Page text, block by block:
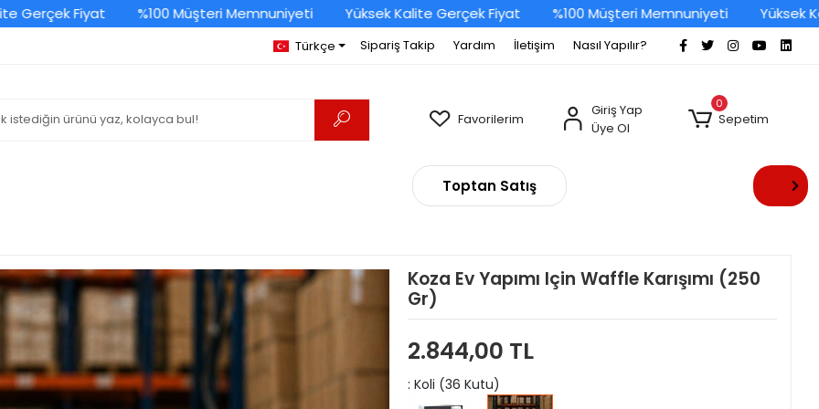
Fiyat %100 Müşteri Memnuniyeti Yüksek Kalite Gerçek Fiyat %100 Müşteri Memnuniyeti Yüksek
Türkçe Sipariş Takip Yardım İletişim Nasıl Yapılır?
Favorilerim
Giriş Yap
Üye Ol
0
Sepetim
Toptan Satış
Koza Ev Yapımı Için Waffle Karışımı (250
Gr)
2.844,00 TL
: Koli (36 Kutu)